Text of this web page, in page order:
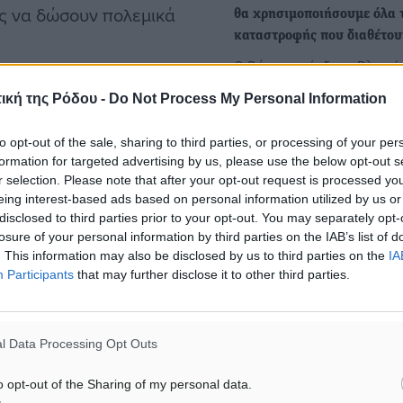
της Ρόδου - Do Not Process My Personal Information
opt-out of the sale, sharing to third parties, or processing of your
for targeted advertising by us, please use the below opt-out
selection. Please note that after your opt-out request is processed
interest-based ads based on personal information utilized by us
to third parties prior to your opt-out. You may separately
of your personal information by third parties on the IAB’s list of
This information may also be disclosed by us to third parties on the
Participants that may further disclose it to other third parties.
Data Processing Opt Outs
opt-out of the Sharing of my personal data.
να δώσουν πολεμικά
«πρέπει να είναι
να διπλασιάσει την
ρωσική εισβολή.
δυστυχία σε
τον κόσμο. Δεν θα
πει η Τρας.
στα αποθέματά
όλα αυτά», θα
θα χρησιμοποιήσουμε όλα
καταστροφής που
Ο Ρώσος πρόεδρος
χρησιμοποιήσει όλα τα
Οι ΗΠΑ βομβάρδισαν τρεις
πυρηνικές εγκαταστάσεις
που απειλεί με αντίποινα
«Πρόκειται για μία
για τις ΗΠΑ, το Ισραήλ και